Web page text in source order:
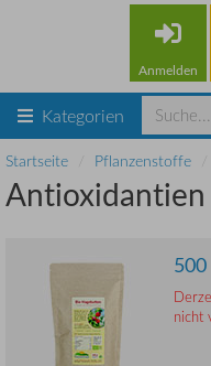
Anmelden
Kategorien
Startseite Pflanzenstoffe
Antioxidantien
nicht